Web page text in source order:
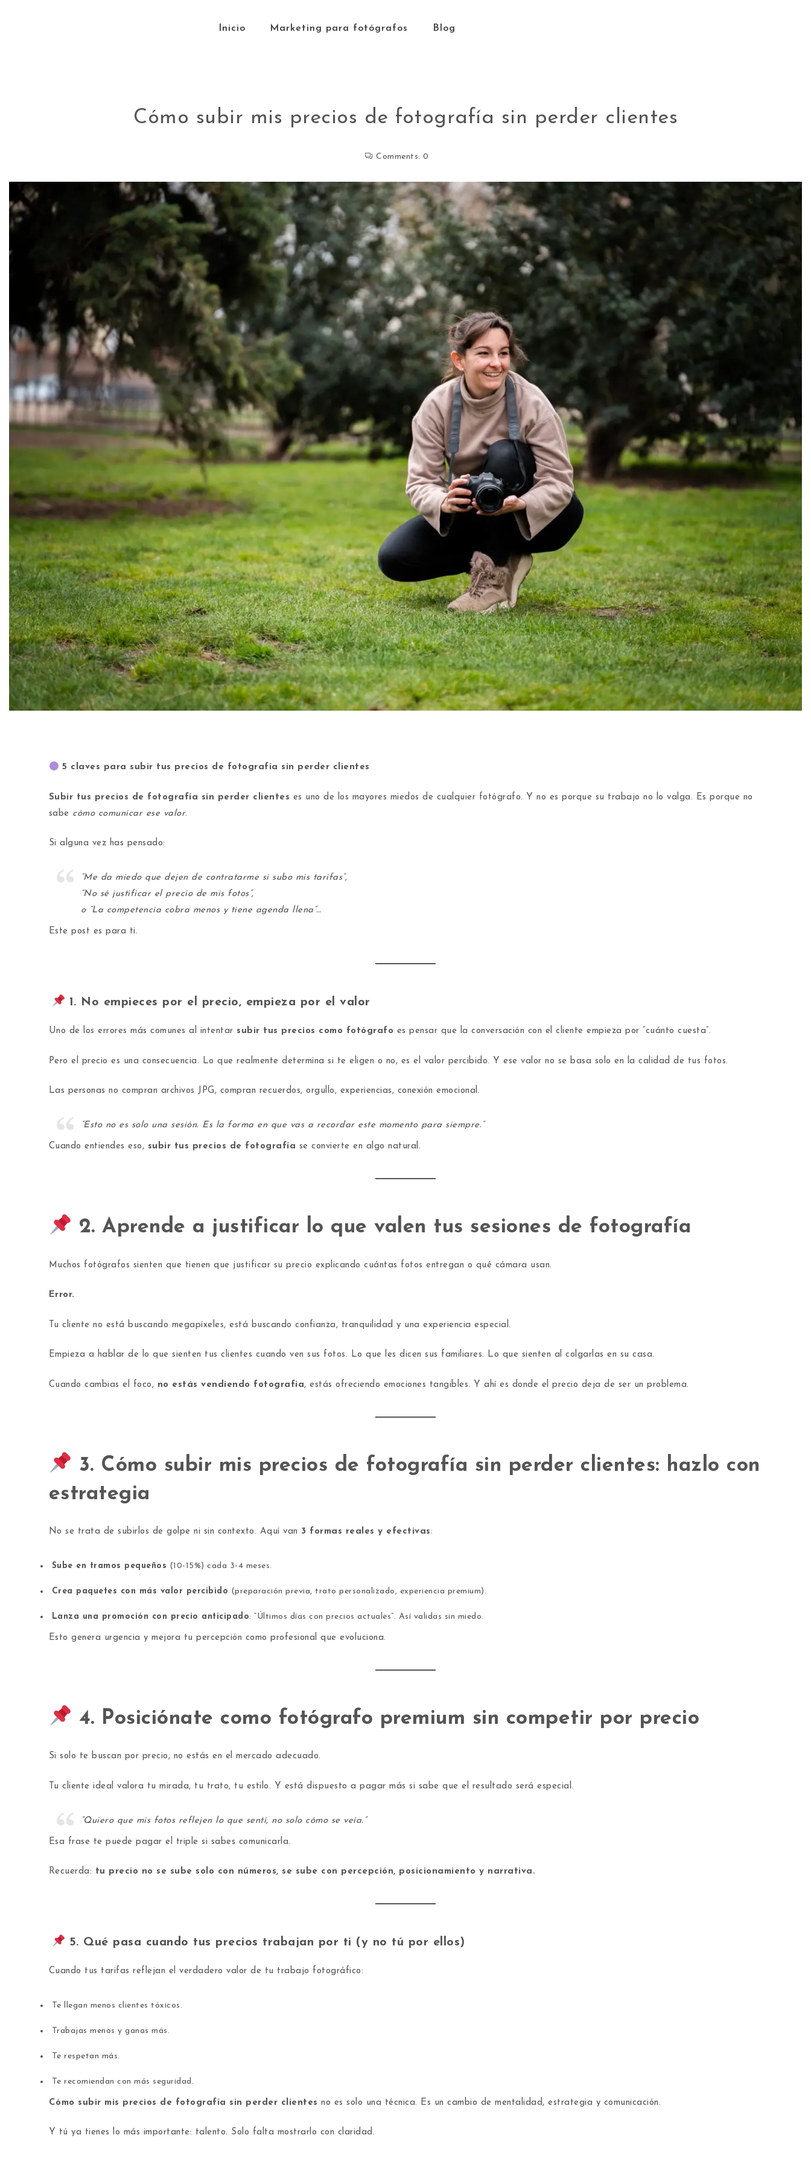
Inicio Marketing para fotógrafos Blog
Cómo subir mis precios de fotografía sin perder clientes
Comments: 0
5 claves para subir tus precios de fotografía sin perder clientes
Subir tus precios de fotografía sin perder clientes es uno de los mayores miedos de cualquier fotógrafo. Y no es porque su trabajo no lo valga. Es porque no
sabe cómo comunicar ese valor.
Si alguna vez has pensado:
“Me da miedo que dejen de contratarme si subo mis tarifas”,
“No sé justificar el precio de mis fotos”,
o “La competencia cobra menos y tiene agenda llena”…
Este post es para ti.
1. No empieces por el precio, empieza por el valor
Uno de los errores más comunes al intentar subir tus precios como fotógrafo es pensar que la conversación con el cliente empieza por “cuánto cuesta”.
Pero el precio es una consecuencia. Lo que realmente determina si te eligen o no, es el valor percibido. Y ese valor no se basa solo en la calidad de tus fotos.
Las personas no compran archivos JPG, compran recuerdos, orgullo, experiencias, conexión emocional.
“Esto no es solo una sesión. Es la forma en que vas a recordar este momento para siempre.”
Cuando entiendes eso, subir tus precios de fotografía se convierte en algo natural.
2. Aprende a justificar lo que valen tus sesiones de fotografía
Muchos fotógrafos sienten que tienen que justificar su precio explicando cuántas fotos entregan o qué cámara usan.
Error.
Tu cliente no está buscando megapíxeles, está buscando confianza, tranquilidad y una experiencia especial.
Empieza a hablar de lo que sienten tus clientes cuando ven sus fotos. Lo que les dicen sus familiares. Lo que sienten al colgarlas en su casa.
Cuando cambias el foco, no estás vendiendo fotografía, estás ofreciendo emociones tangibles. Y ahí es donde el precio deja de ser un problema.
3. Cómo subir mis precios de fotografía sin perder clientes: hazlo con
estrategia
No se trata de subirlos de golpe ni sin contexto. Aquí van 3 formas reales y efectivas:
Sube en tramos pequeños (10-15%) cada 3-4 meses.
Crea paquetes con más valor percibido (preparación previa, trato personalizado, experiencia premium).
Lanza una promoción con precio anticipado: “Últimos días con precios actuales”. Así validas sin miedo.
Esto genera urgencia y mejora tu percepción como profesional que evoluciona.
4. Posiciónate como fotógrafo premium sin competir por precio
Si solo te buscan por precio, no estás en el mercado adecuado.
Tu cliente ideal valora tu mirada, tu trato, tu estilo. Y está dispuesto a pagar más si sabe que el resultado será especial.
“Quiero que mis fotos reflejen lo que sentí, no solo cómo se veía.”
Esa frase te puede pagar el triple si sabes comunicarla.
Recuerda: tu precio no se sube solo con números, se sube con percepción, posicionamiento y narrativa.
5. Qué pasa cuando tus precios trabajan por ti (y no tú por ellos)
Cuando tus tarifas reflejan el verdadero valor de tu trabajo fotográfico:
Te llegan menos clientes tóxicos.
Trabajas menos y ganas más.
Te respetan más.
Te recomiendan con más seguridad.
Cómo subir mis precios de fotografía sin perder clientes no es solo una técnica. Es un cambio de mentalidad, estrategia y comunicación.
Y tú ya tienes lo más importante: talento. Solo falta mostrarlo con claridad.